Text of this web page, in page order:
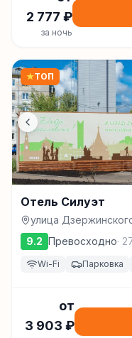
2 777 ₽
за ночь
★ТОП
Отель Силуэт
улица
9.2 Превосходно·
Wi-Fi Парковка
от
3 903 ₽